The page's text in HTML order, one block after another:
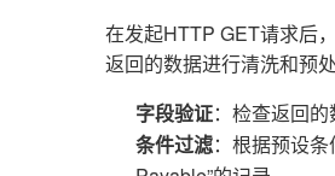
在发起HTTP GET请求后
返回的数据进行清洗和预
字段验证：检查返回
条件过滤：根据预设